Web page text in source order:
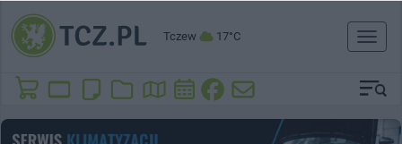
Tczew 17°C
Toggle